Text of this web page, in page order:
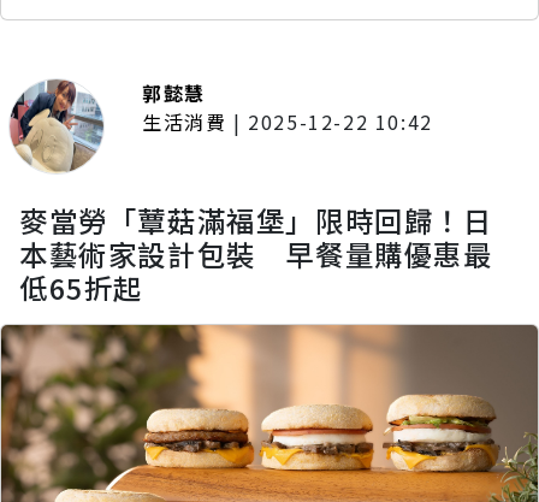
郭懿慧
生活消費 | 2025-12-22 10:42
麥當勞「蕈菇滿福堡」限時回歸！日
本藝術家設計包裝 早餐量購優惠最
低65折起